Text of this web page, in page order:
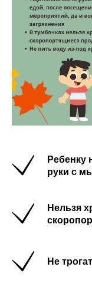
Ребенку
руки с
Нельзя
Не